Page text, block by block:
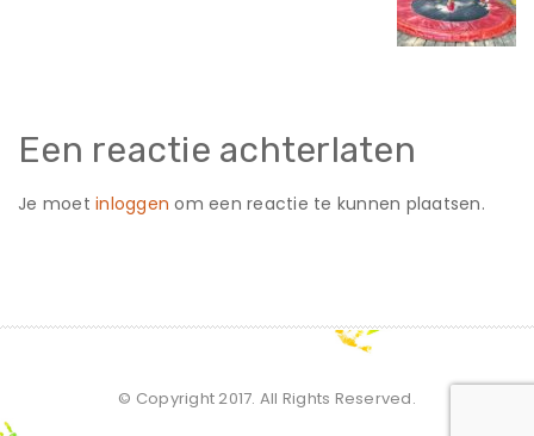
Een reactie achterlaten
Je moet inloggen om een reactie te kunnen plaatsen.
© Copyright 2017. All Rights Reserved.